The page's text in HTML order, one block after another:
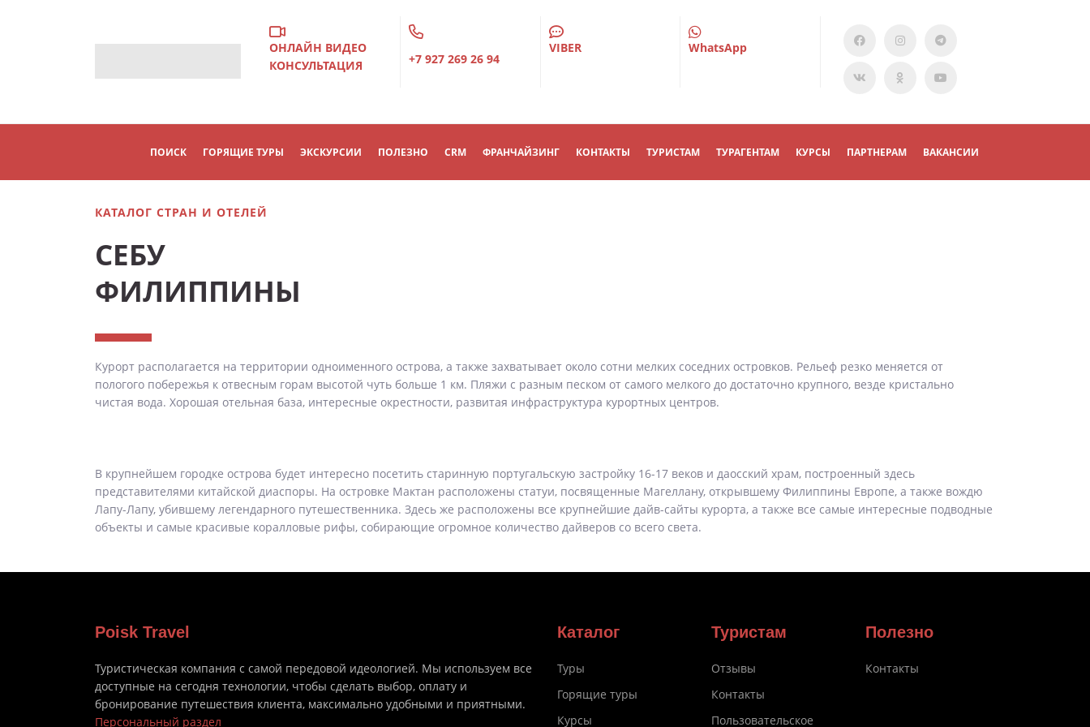
ОНЛАЙН ВИДЕО
КОНСУЛЬТАЦИЯ
+7 927 269 26 94
VIBER WhatsApp
ПОИСК ГОРЯЩИЕ ТУРЫ ЭКСКУРСИИ ПОЛЕЗНО CRM ФРАНЧАЙЗИНГ КОНТАКТЫ ТУРИСТАМ ТУРАГЕНТАМ КУРСЫ ПАРТНЕРАМ ВАКАНСИИ
КАТАЛОГ СТРАН И ОТЕЛЕЙ
СЕБУ
ФИЛИППИНЫ
Курорт располагается на территории одноименного острова, а также захватывает около сотни мелких соседних островков. Рельеф резко меняется от
пологого побережья к отвесным горам высотой чуть больше 1 км. Пляжи с разным песком от самого мелкого до достаточно крупного, везде кристально
чистая вода. Хорошая отельная база, интересные окрестности, развитая инфраструктура курортных центров.
В крупнейшем городке острова будет интересно посетить старинную португальскую застройку 16-17 веков и даосский храм, построенный здесь
представителями китайской диаспоры. На островке Мактан расположены статуи, посвященные Магеллану, открывшему Филиппины Европе, а также вождю
Лапу-Лапу, убившему легендарного путешественника. Здесь же расположены все крупнейшие дайв-сайты курорта, а также все самые интересные подводные
объекты и самые красивые коралловые рифы, собирающие огромное количество дайверов со всего света.
Poisk Travel
Туристическая компания с самой передовой идеологией. Мы используем все
доступные на сегодня технологии, чтобы сделать выбор, оплату и
бронирование путешествия клиента, максимально удобными и приятными.
Персональный раздел
Каталог
Туры
Горящие туры
Курсы
Туристам
Отзывы
Контакты
Пользовательское
Полезно
Контакты